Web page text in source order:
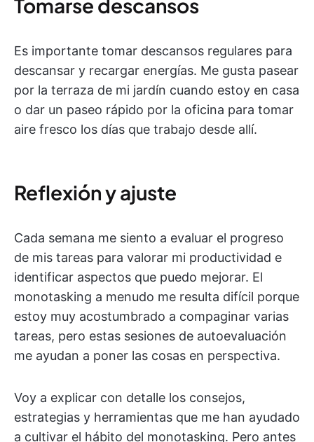
Tomarse descansos
Es importante tomar descansos regulares para
descansar y recargar energías. Me gusta pasear
por la terraza de mi jardín cuando estoy en casa
o dar un paseo rápido por la oficina para tomar
aire fresco los días que trabajo desde allí.
Reflexión y ajuste
Cada semana me siento a evaluar el progreso
de mis tareas para valorar mi productividad e
identificar aspectos que puedo mejorar. El
monotasking a menudo me resulta difícil porque
estoy muy acostumbrado a compaginar varias
tareas, pero estas sesiones de autoevaluación
me ayudan a poner las cosas en perspectiva.
Voy a explicar con detalle los consejos,
estrategias y herramientas que me han ayudado
a cultivar el hábito del monotasking. Pero antes